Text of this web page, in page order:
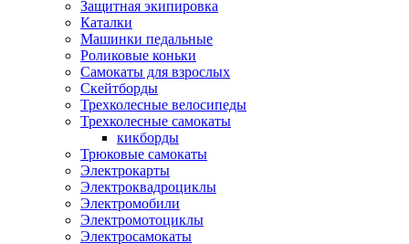
Защитная экипировка
Каталки
Машинки педальные
Роликовые коньки
Самокаты для взрослых
Скейтборды
Трехколесные велосипеды
Трехколесные самокаты
кикборды
Трюковые самокаты
Электрокарты
Электроквадроциклы
Электромобили
Электромотоциклы
Электросамокаты